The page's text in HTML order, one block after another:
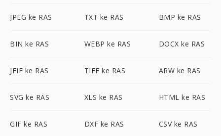
JPEG ke RAS TXT ke RAS BMP ke RAS
BIN ke RAS WEBP ke RAS DOCX ke RAS
JFIF ke RAS TIFF ke RAS ARW ke RAS
SVG ke RAS XLS ke RAS HTML ke RAS
GIF ke RAS DXF ke RAS CSV ke RAS